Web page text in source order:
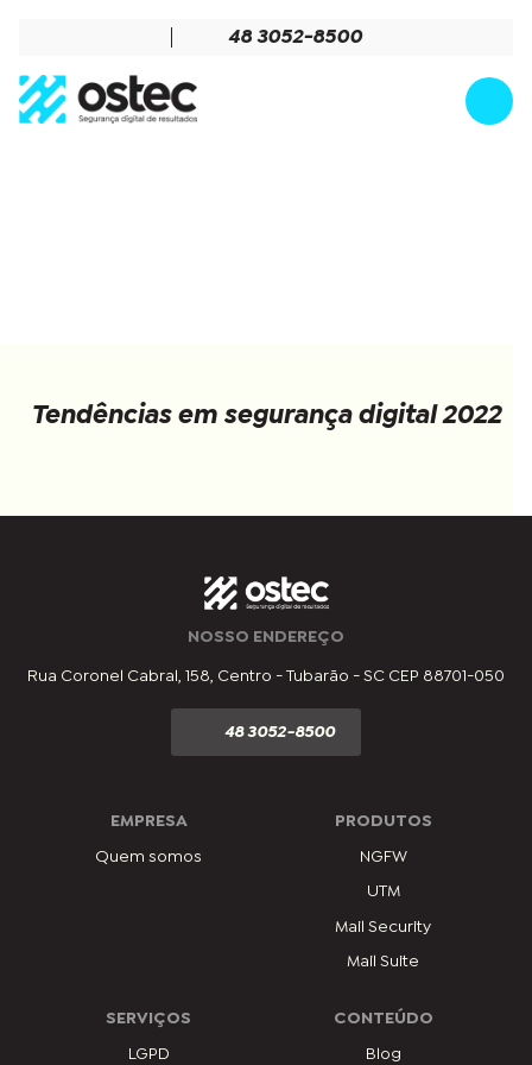
48 3052-8500
Tendências em segurança digital 2022
NOSSO ENDEREÇO
Rua Coronel Cabral, 158, Centro - Tubarão - SC CEP 88701-050
48 3052-8500
EMPRESA
Quem somos
PRODUTOS
NGFW
UTM
Mail Security
Mail Suite
SERVIÇOS
LGPD
CONTEÚDO
Blog